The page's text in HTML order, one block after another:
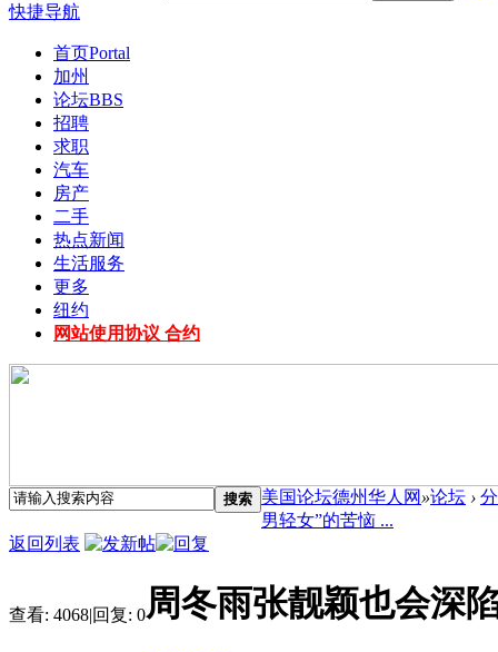
快捷导航
首页Portal
加州
论坛BBS
招聘
求职
汽车
房产
二手
热点新闻
生活服务
更多
纽约
网站使用协议 合约
搜索 美国论坛德州华人网 »论坛 ›
男轻女”的苦恼 ...
返回列表
查看: 4068|回复: 0周冬雨张靓颖也会深